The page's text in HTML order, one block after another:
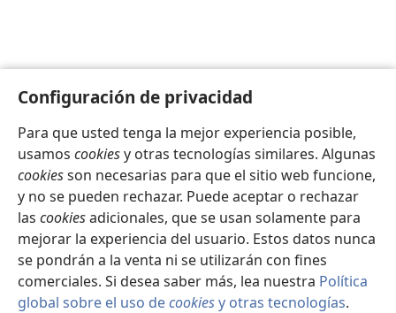
Configuración de privacidad
Para que usted tenga la mejor experiencia posible,
usamos cookiesy otras tecnologías similares. Algunas
cookiesson necesarias para que el sitio web funcione,
y no se pueden rechazar. Puede aceptar o rechazar
las cookiesadicionales, que se usan solamente para
mejorar la experiencia del usuario. Estos datos nunca
se pondrán a la venta ni se utilizarán con fines
comerciales. Si desea saber más, lea nuestra Política
global sobre el uso decookiesy otras tecnologías.